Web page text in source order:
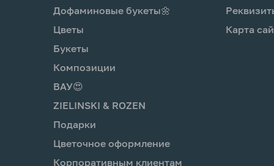
8. Каждый день промывай вазу
наливай чистую прохладную воду и
3 день добавь подкормку для
букетом.
Дофаминовые букеты🌼
Цветы
Букеты
Композиции
ВАУ😍
ZIELINSKI & ROZEN
Подарки
Цветочное оформление
Корпоративным клиентам
Карта